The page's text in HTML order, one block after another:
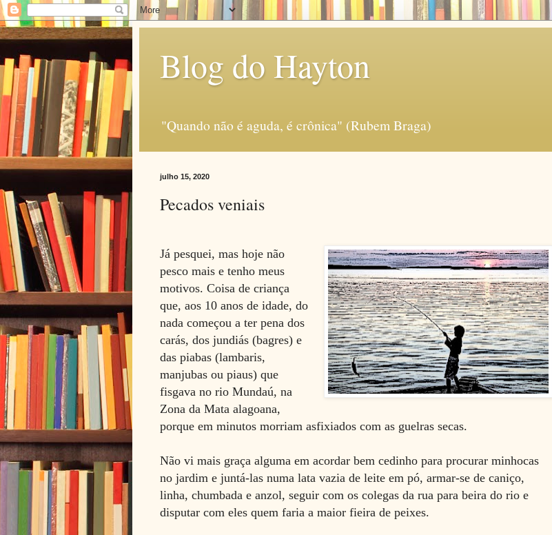
Blog do Hayton
"Quando não é aguda, é crônica" (Rubem Braga)
julho 15, 2020
Pecados veniais
Já pesquei, mas hoje não
pesco mais e tenho meus
motivos. Coisa de criança
que, aos 10 anos de idade, do
nada começou a ter pena dos
carás, dos jundiás (bagres) e
das piabas (lambaris,
manjubas ou piaus) que
fisgava no rio Mundaú, na
Zona da Mata alagoana,
porque em minutos morriam asfixiados com as guelras secas.
Não vi mais graça alguma em acordar bem cedinho para procurar minhocas
no jardim e juntá-las numa lata vazia de leite em pó, armar-se de caniço,
linha, chumbada e anzol, seguir com os colegas da rua para beira do rio e
disputar com eles quem faria a maior fieira de peixes.